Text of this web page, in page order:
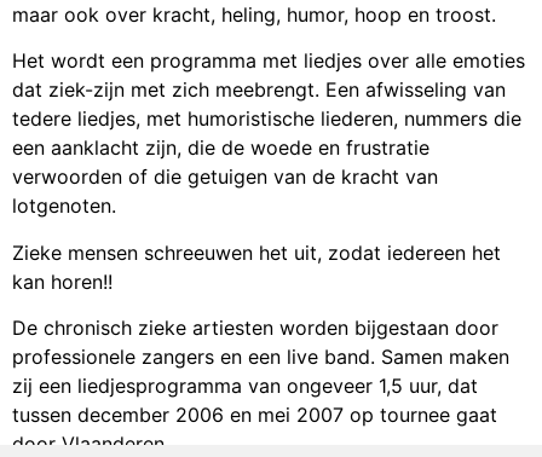
maar ook over kracht, heling, humor, hoop en troost.
Het wordt een programma met liedjes over alle emoties
dat ziek-zijn met zich meebrengt. Een afwisseling van
tedere liedjes, met humoristische liederen, nummers die
een aanklacht zijn, die de woede en frustratie
verwoorden of die getuigen van de kracht van
lotgenoten.
Zieke mensen schreeuwen het uit, zodat iedereen het
kan horen!!
De chronisch zieke artiesten worden bijgestaan door
professionele zangers en een live band. Samen maken
zij een liedjesprogramma van ongeveer 1,5 uur, dat
tussen december 2006 en mei 2007 op tournee gaat
door Vlaanderen.